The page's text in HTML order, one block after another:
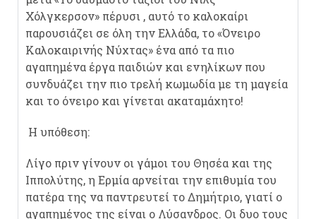
Χόλγκερσον» πέρυσι , αυτό το καλοκαίρι
παρουσιάζει σε όλη την Ελλάδα, το «Όνειρο
Καλοκαιρινής Νύχτας» ένα από τα πιο
αγαπημένα έργα παιδιών και ενηλίκων που
συνδυάζει την πιο τρελή κωμωδία με τη μαγεία
και το όνειρο και γίνεται ακαταμάχητο!
Η υπόθεση:
Λίγο πριν γίνουν οι γάμοι του Θησέα και της
Ιππολύτης, η Ερμία αρνείται την επιθυμία του
πατέρα της να παντρευτεί το Δημήτριο, γιατί ο
αγαπημένος της είναι ο Λύσανδρος. Οι δυο τους